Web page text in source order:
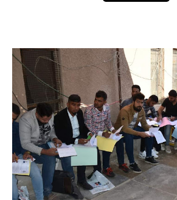
القروض والسلف
المنح المالية
قطع الاراضي
اخبار العراق
الاخبار السياسية